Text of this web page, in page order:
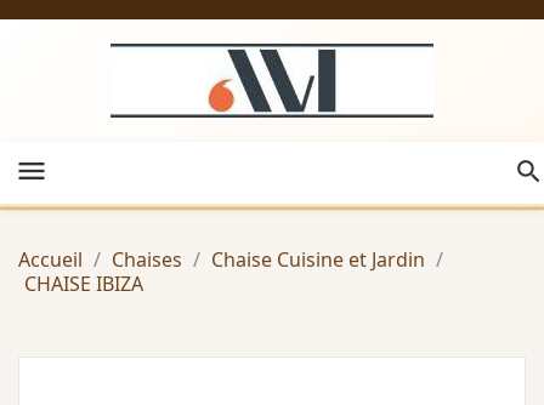
menu
Accueil Chaises
Chaise Cuisine et Jardin
CHAISE IBIZA